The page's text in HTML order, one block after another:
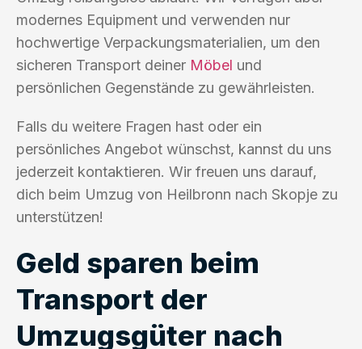
modernes Equipment und verwenden nur
hochwertige Verpackungsmaterialien, um den
sicheren Transport deiner Möbel und
persönlichen Gegenstände zu gewährleisten.
Falls du weitere Fragen hast oder ein
persönliches Angebot wünschst, kannst du uns
jederzeit kontaktieren. Wir freuen uns darauf,
dich beim Umzug von Heilbronn nach Skopje zu
unterstützen!
Geld sparen beim
Transport der
Umzugsgüter nach